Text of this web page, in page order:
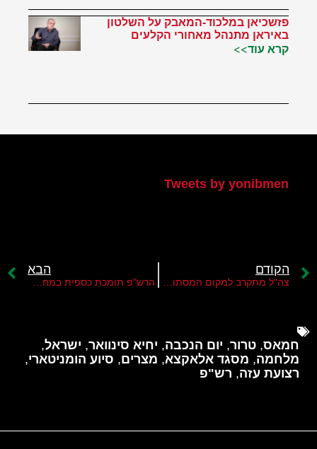
פזשכיאן במלכוד-המאבק על השלטון
באיראן מתנהל מאחורי הקלעים
קרא עוד>>
Tweets by yonibmen
הקודם הבא
חמאס, טרור, יום הנכבה, יחיא סינוואר, ישראל,
מלחמה, מסגד אלאקצא, מצרים, סיוע הומניטארי,
רצועת עזה, רש"פ